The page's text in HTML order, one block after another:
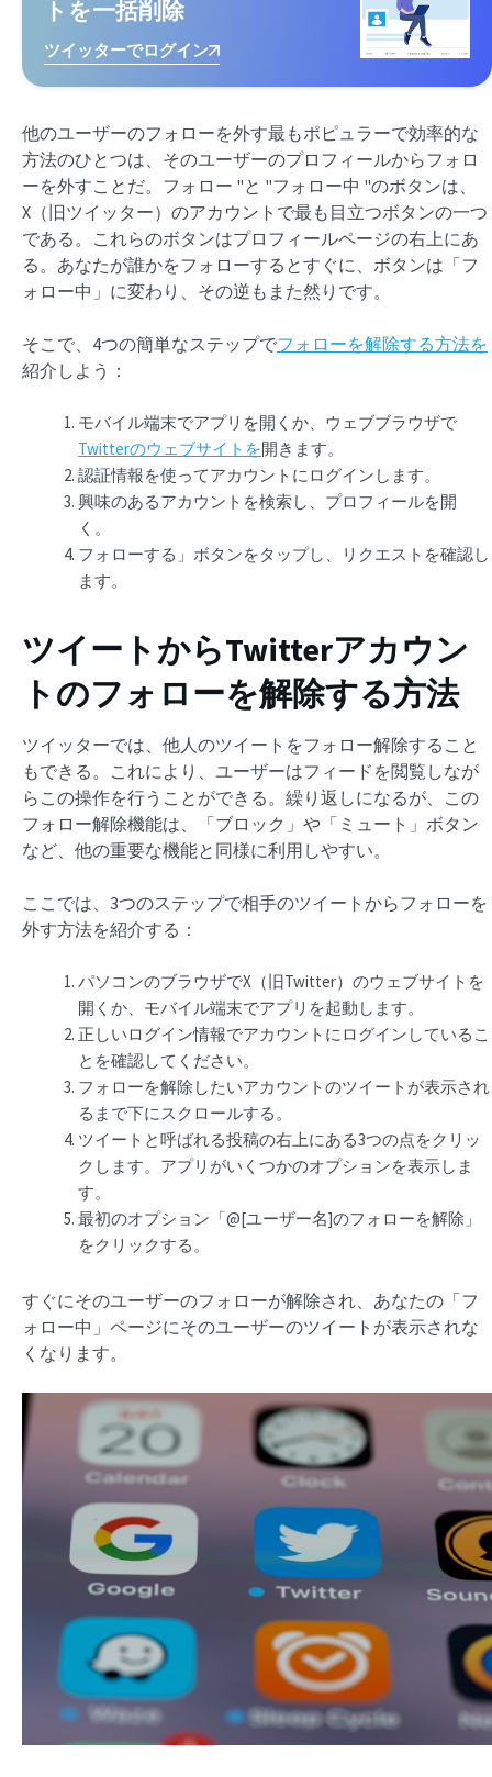
トを一括削除
ツイッターでログイン
他のユーザーのフォローを外す最もポピュラーで効率的な
方法のひとつは、そのユーザーのプロフィールからフォロ
ーを外すことだ。フォロー "と "フォロー中 "のボタンは、
X（旧ツイッター）のアカウントで最も目立つボタンの一つ
である。これらのボタンはプロフィールページの右上にあ
る。あなたが誰かをフォローするとすぐに、ボタンは「フ
ォロー中」に変わり、その逆もまた然りです。
そこで、4つの簡単なステップでフォローを解除する方法を
紹介しよう：
モバイル端末でアプリを開くか、ウェブブラウザで
Twitterのウェブサイトを開きます。
認証情報を使ってアカウントにログインします。
興味のあるアカウントを検索し、プロフィールを開
く。
フォローする」ボタンをタップし、リクエストを確認し
ます。
ツイートからTwitterアカウン
トのフォローを解除する方法
ツイッターでは、他人のツイートをフォロー解除すること
もできる。これにより、ユーザーはフィードを閲覧しなが
らこの操作を行うことができる。繰り返しになるが、この
フォロー解除機能は、「ブロック」や「ミュート」ボタン
など、他の重要な機能と同様に利用しやすい。
ここでは、3つのステップで相手のツイートからフォローを
外す方法を紹介する：
パソコンのブラウザでX（旧Twitter）のウェブサイトを
開くか、モバイル端末でアプリを起動します。
正しいログイン情報でアカウントにログインしているこ
とを確認してください。
フォローを解除したいアカウントのツイートが表示され
るまで下にスクロールする。
ツイートと呼ばれる投稿の右上にある3つの点をクリッ
クします。アプリがいくつかのオプションを表示しま
す。
最初のオプション「@[ユーザー名]のフォローを解除」
をクリックする。
すぐにそのユーザーのフォローが解除され、あなたの「フ
ォロー中」ページにそのユーザーのツイートが表示されな
くなります。